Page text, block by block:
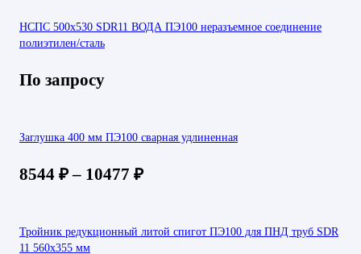
НСПС 500х530 SDR11 ВОДА ПЭ100 неразъемное соединение
полиэтилен/сталь
По запросу
Заглушка 400 мм ПЭ100 сварная удлиненная
8544 ₽– 10477 ₽
Тройник редукционный литой спигот ПЭ100 для ПНД труб SDR
11 560х355 мм